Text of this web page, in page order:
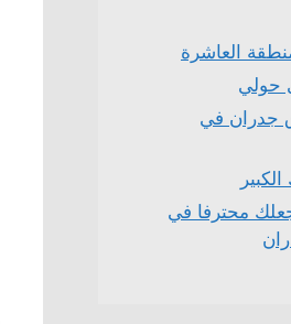
العاشرة
حولي
جدران في
محترفا في